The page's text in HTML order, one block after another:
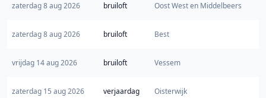
zaterdag 8 aug 2026 bruiloft Oost West en Middelbeers
zaterdag 8 aug 2026 bruiloft Best
vrijdag 14 aug 2026 bruiloft Vessem
zaterdag 15 aug 2026 verjaardag Oisterwijk